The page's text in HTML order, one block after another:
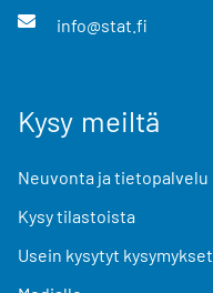
info@stat.fi
Kysy meiltä
Neuvonta ja tietopalvelu
Kysy tilastoista
Usein kysytyt kysymykset